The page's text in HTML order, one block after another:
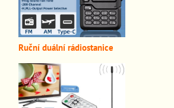
Ruční duální rádiostanice